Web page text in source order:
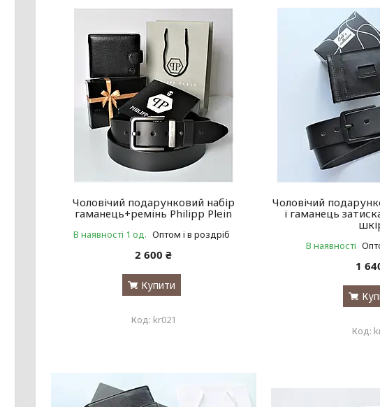
Чоловічий подарунковий набір
гаманець+ремінь Philipp Plein
В наявності 1 од. Оптом і в роздріб
2 600 ₴
Купити
kr021
Чоловічий
і гаманець
В наявності
1